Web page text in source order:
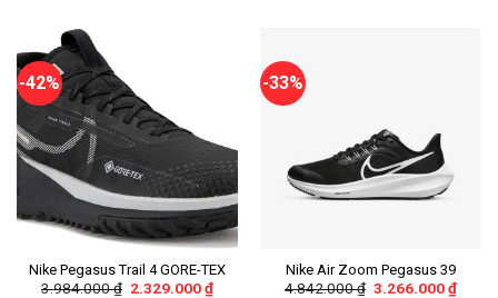
-42%
Nike Pegasus Trail 4 GORE-TEX
3.984.000₫ 2.329.000₫
-33%
Nike Air Zoom Pegasus 39
4.842.000₫ 3.266.000₫